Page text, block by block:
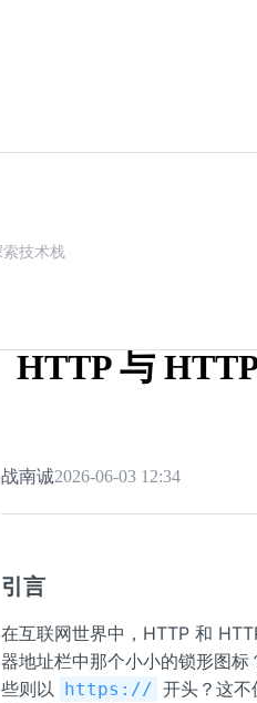
HTTP 与
战南诚2026-06-03 12:34
引言
在互联网世界中，HTTP 和
器地址栏中那个小小的锁形图
些则以
https:// 开头？这